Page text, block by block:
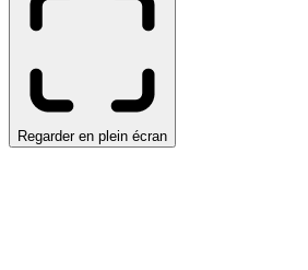
Regarder en plein écran